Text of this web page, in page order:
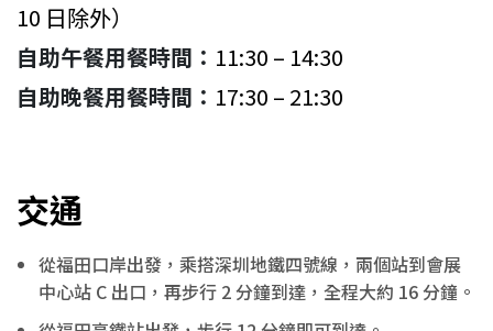
10 日除外）
自助午餐用餐時間： 11:30 – 14:30
自助晚餐用餐時間： 17:30 – 21:30
交通
從福田口岸出發，乘搭深圳地鐵四號線，兩個站到會展
中心站 C 出口，再步行 2 分鐘到達，全程大約 16 分鐘。